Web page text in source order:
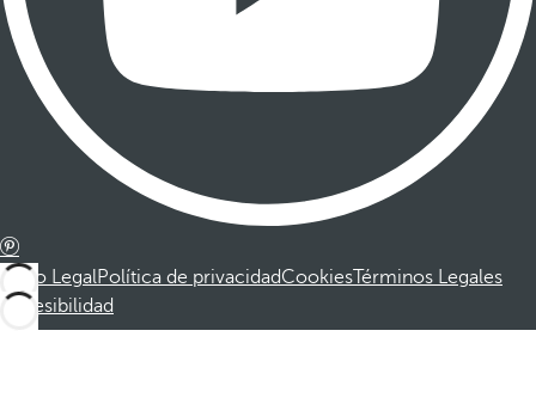
Aviso LegalPolítica de privacidadCookiesTérminos Legales
Accesibilidad